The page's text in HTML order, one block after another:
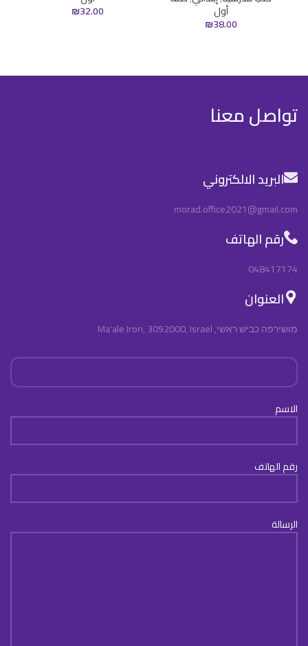
أول
₪38.00
₪32.00
تواصل معنا
البريد الالكتروني
morad.office2021@gmail.com
رقم الهاتف
048417174
العنوان
מושירפה כביש ראשי, Ma'ale Iron, 3092000, Israel
الاسم
رقم الهاتف
الرسالة